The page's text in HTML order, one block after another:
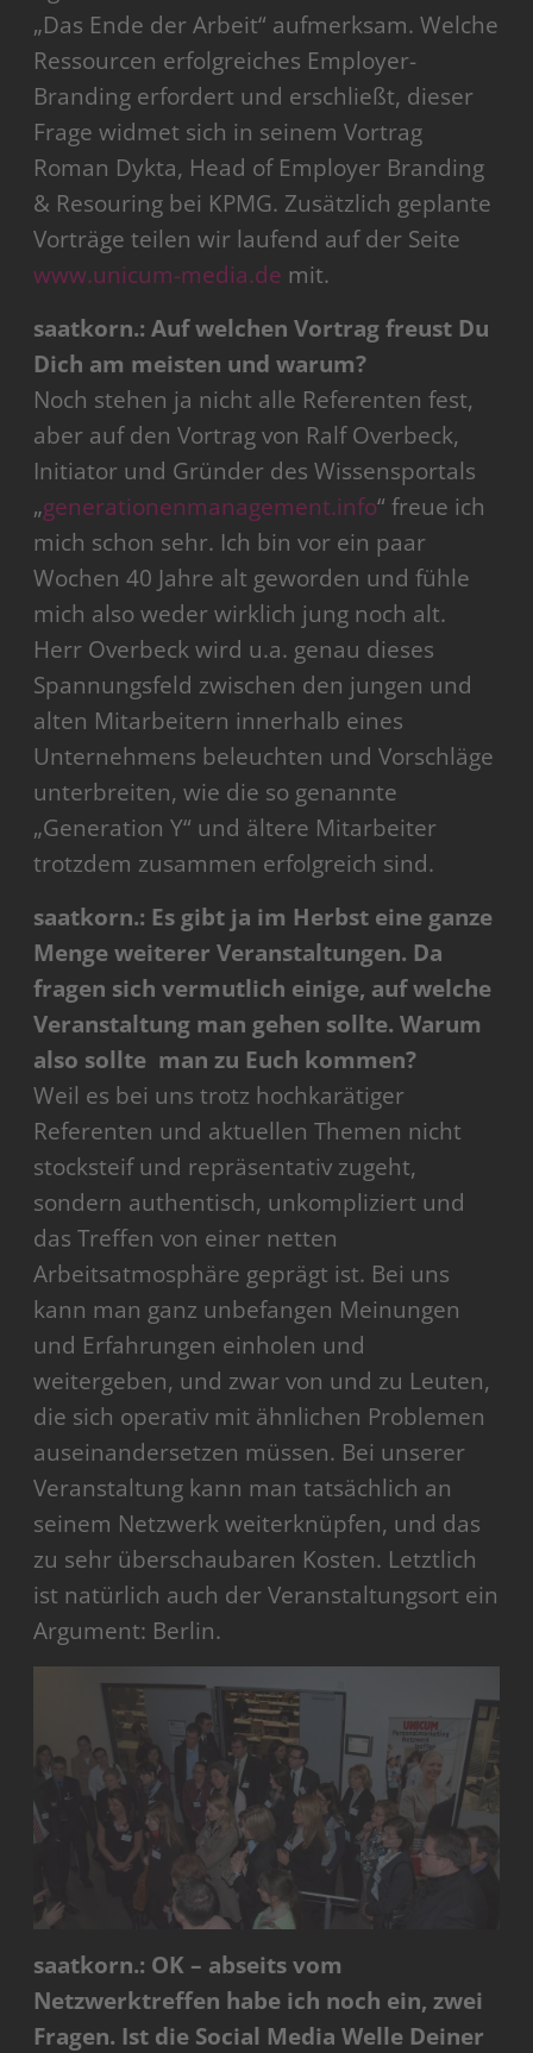
„Das Ende der Arbeit“ aufmerksam. Welche
Ressourcen erfolgreiches Employer-
Branding erfordert und erschließt, dieser
Frage widmet sich in seinem Vortrag
Roman Dykta, Head of Employer Branding
& Resouring bei KPMG. Zusätzlich geplante
Vorträge teilen wir laufend auf der Seite
www.unicum-media.de mit.
saatkorn.: Auf welchen Vortrag freust Du
Dich am meisten und warum?
Noch stehen ja nicht alle Referenten fest,
aber auf den Vortrag von Ralf Overbeck,
Initiator und Gründer des Wissensportals
„generationenmanagement.info“ freue ich
mich schon sehr. Ich bin vor ein paar
Wochen 40 Jahre alt geworden und fühle
mich also weder wirklich jung noch alt.
Herr Overbeck wird u.a. genau dieses
Spannungsfeld zwischen den jungen und
alten Mitarbeitern innerhalb eines
Unternehmens beleuchten und Vorschläge
unterbreiten, wie die so genannte
„Generation Y“ und ältere Mitarbeiter
trotzdem zusammen erfolgreich sind.
saatkorn.: Es gibt ja im Herbst eine ganze
Menge weiterer Veranstaltungen. Da
fragen sich vermutlich einige, auf welche
Veranstaltung man gehen sollte. Warum
also sollte man zu Euch kommen?
Weil es bei uns trotz hochkarätiger
Referenten und aktuellen Themen nicht
stocksteif und repräsentativ zugeht,
sondern authentisch, unkompliziert und
das Treffen von einer netten
Arbeitsatmosphäre geprägt ist. Bei uns
kann man ganz unbefangen Meinungen
und Erfahrungen einholen und
weitergeben, und zwar von und zu Leuten,
die sich operativ mit ähnlichen Problemen
auseinandersetzen müssen. Bei unserer
Veranstaltung kann man tatsächlich an
seinem Netzwerk weiterknüpfen, und das
zu sehr überschaubaren Kosten. Letztlich
ist natürlich auch der Veranstaltungsort ein
Argument: Berlin.
saatkorn.: OK – abseits vom
Netzwerktreffen habe ich noch ein, zwei
Fragen. Ist die Social Media Welle Deiner